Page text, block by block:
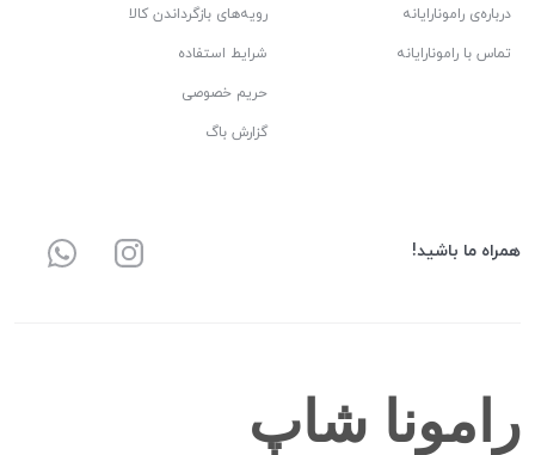
درباره‌ی رامونارایانه
تماس با رامونارایانه
رویه‌های بازگرداندن کالا
شرایط استفاده
حریم خصوصی
گزارش باگ
همراه ما باشید!
رامونا شاپ